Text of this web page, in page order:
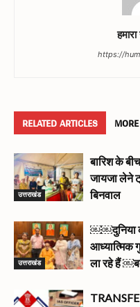
https://
RELATED ARTICLES
उत्तराखंड
बारिश के
जायजा लेने
बिनवाल
उत्तराखंड
￼￼दुनिया
आध्यात्मिक
ला रहे हैं